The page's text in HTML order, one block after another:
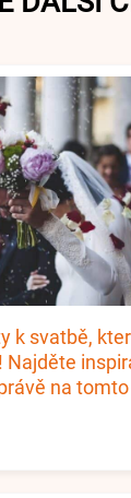
k svatbě,
Najděte
na